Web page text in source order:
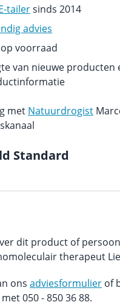
tailersinds 2014
advies
voorraad
van nieuwe producten
met Natuurdrogist
Standard
dit product of
therapeut
ons adviesformulier of
050 - 850 36 88.